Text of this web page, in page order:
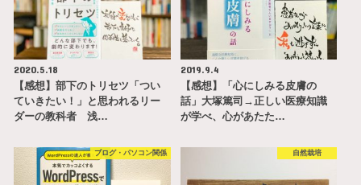
2020.5.18
【感想】部下のトリセツ「つい
ていきたい！」と思われるリー
ダーの教科者 浅…
2019.9.4
【感想】「心にしみる皮膚の
話」大塚篤司→正しい医療知識
が学べ、心があたた…
ブログ・パソコン関係 自然栽培